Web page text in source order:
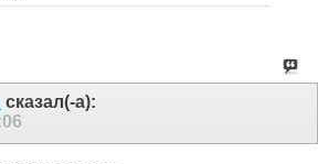
сказал(-а):